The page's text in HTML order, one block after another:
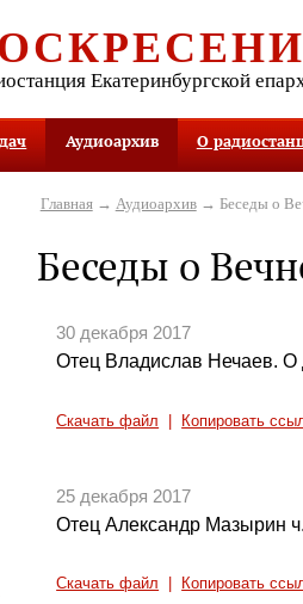
Екатеринбургской
Аудиоархив О
Главная→ Аудиоархив→ Беседы о
Беседы о
30 декабря 2017
Отец Владислав Нечаев.
Скачать файл Копировать
25 декабря 2017
Отец Александр Мазырин
Скачать файл Копировать